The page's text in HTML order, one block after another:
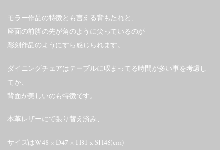
モラー作品の特徴とも言える背もたれと、
座面の前脚の先が角のように尖っているのが
彫刻作品のようにすら感じられます。
ダイニングチェアはテーブルに収まってる時間が多い事を考慮し
てか、
背面が美しいのも特徴です。
本革レザーにて張り替え済み、
サイズはW48 × D47 × H81 x SH46(cm)